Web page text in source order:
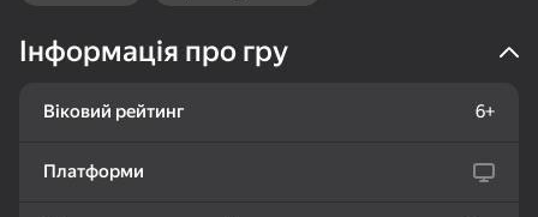
Соедините фрукты:
Маджонг Бласт
Інформація про гру
Віковий рейтинг 6+
Платформи